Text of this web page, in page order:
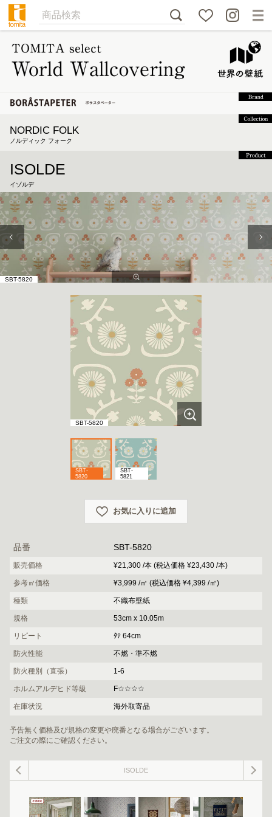
NORDIC FOLK
ノルディック フォーク
ISOLDE
イゾルデ
SBT-5820
SBT-5820
SBT-
5820
SBT-
5821
お気に入りに追加
品番 SBT-5820
販売価格 ¥21,300 /本 (税込価格 ¥23,430 /本)
参考㎡価格 ¥3,999 /㎡ (税込価格 ¥4,399 /㎡)
種類 不織布壁紙
規格 53cm x 10.05m
リピート ﾀﾃ 64cm
防火性能 不燃・準不燃
防火種別（直張） 1-6
ホルムアルデヒド等級 F☆☆☆☆
在庫状況 海外取寄品
予告無く価格及び規格の変更や廃番となる場合がございます。
ご注文の際にご確認ください。
ISOLDE